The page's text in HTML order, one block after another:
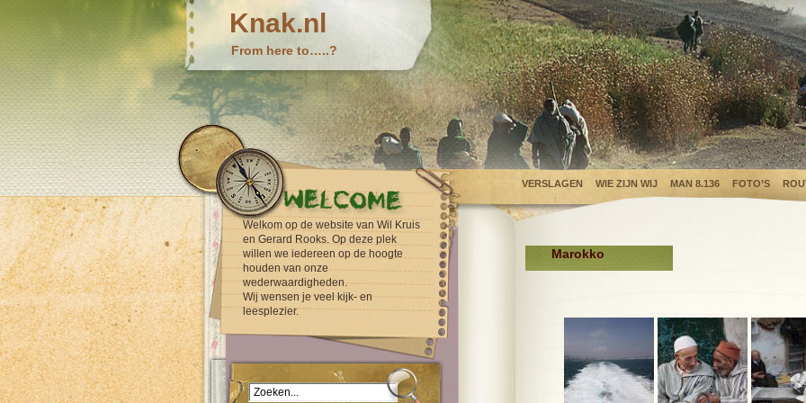
Knak.nl
From here to…..?
VERSLAGEN WIE ZIJN WIJ MAN 8.136 FOTO’S
Welkom op de website van Wil Kruis
en Gerard Rooks. Op deze plek
willen we iedereen op de hoogte
houden van onze
wederwaardigheden.
Wij wensen je veel kijk- en
leesplezier.
Marokko